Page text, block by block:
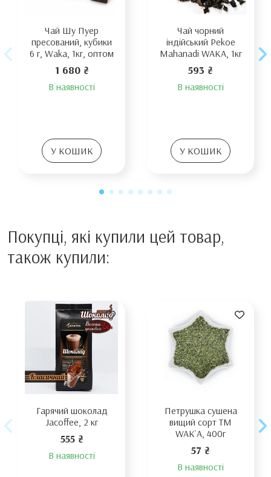
Чай Шу Пуер
пресований, кубики
6 г, Waka, 1кг, оптом
1 680 ₴
В наявності
У КОШИК
Чай чорний
індійський Pekoe
Mahanadi WAKA, 1кг
593 ₴
В наявності
У КОШИК
Покупці, які купили цей товар,
також купили:
Гарячий шоколад
Jacoffee, 2 кг
555 ₴
В наявності
Петрушка сушена
вищий сорт TM
WAK`A, 400г
57 ₴
В наявності